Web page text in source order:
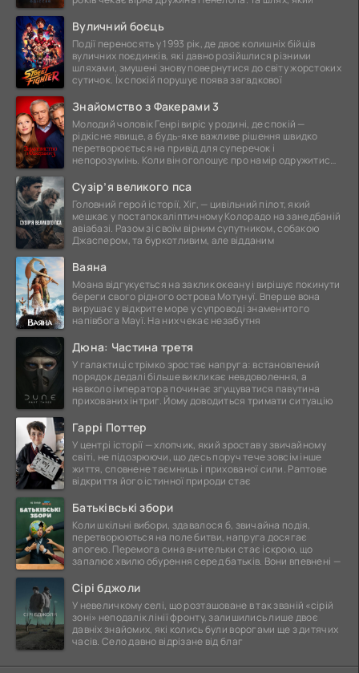
Вуличний боєць
Події переносять у 1993 рік, де двоє колишніх бійців
вуличних поєдинків, які давно розійшлися різними
шляхами, змушені знову повернутися до світу жорстоких
сутичок. Їх спокій порушує поява загадкової
Знайомство з Факерами 3
Молодий чоловік Генрі виріс у родині, де спокій —
рідкісне явище, а будь-яке важливе рішення швидко
перетворюється на привід для суперечок і
непорозумінь. Коли він оголошує про намір одружитися,
Сузір’я великого пса
Головний герой історії, Хіг, — цивільний пілот, який
мешкає у постапокаліптичному Колорадо на занедбаній
авіабазі. Разом зі своїм вірним супутником, собакою
Джаспером, та буркотливим, але відданим
Ваяна
Моана відгукується на заклик океану і вирішує покинути
береги свого рідного острова Мотунуї. Вперше вона
вирушає у відкрите море у супроводі знаменитого
напівбога Мауї. На них чекає незабутня
Дюна: Частина третя
У галактиці стрімко зростає напруга: встановлений
порядок дедалі більше викликає невдоволення, а
навколо імператора починає згущуватися павутина
прихованих інтриг. Йому доводиться тримати ситуацію
Гаррі Поттер
У центрі історії — хлопчик, який зростав у звичайному
світі, не підозрюючи, що десь поруч тече зовсім інше
життя, сповнене таємниць і прихованої сили. Раптове
відкриття його істинної природи стає
Батьківські збори
Коли шкільні вибори, здавалося б, звичайна подія,
перетворюються на поле битви, напруга досягає
апогею. Перемога сина вчительки стає іскрою, що
запалює хвилю обурення серед батьків. Вони впевнені —
Сірі бджоли
У невеличкому селі, що розташоване в так званій «сірій
зоні» неподалік лінії фронту, залишились лише двоє
давніх знайомих, які колись були ворогами ще з дитячих
часів. Село давно відрізане від благ